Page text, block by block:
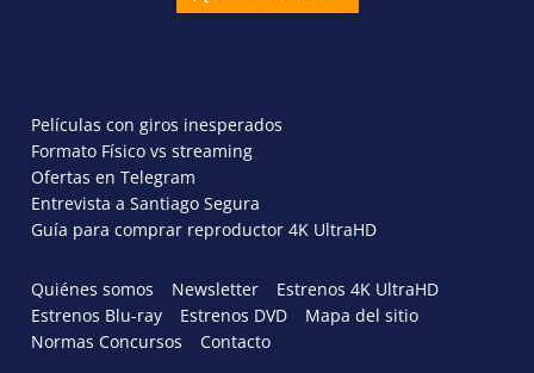
Películas con giros inesperados
Formato Físico vs streaming
Ofertas en Telegram
Entrevista a Santiago Segura
Guía para comprar reproductor 4K UltraHD
Quiénes somos Newsletter
Estrenos 4K UltraHD
Estrenos Blu-ray
Estrenos DVD
Mapa del sitio
Normas Concursos
Contacto